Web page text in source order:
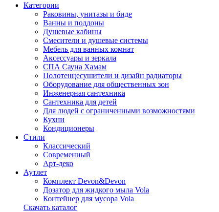
Категории
Раковины, унитазы и биде
Ванны и поддоны
Душевые кабины
Смесители и душевые системы
Мебель для ванных комнат
Аксессуары и зеркала
СПА Сауна Хамам
Полотенцесушители и дизайн радиаторы
Оборудование для общественных зон
Инженерная сантехника
Сантехника для детей
Для людей с ограниченными возможностями
Кухни
Кондиционеры
Стили
Классический
Современный
Арт-деко
Аутлет
Комплект Devon&Devon
Дозатор для жидкого мыла Vola
Контейнер для мусора Vola
Скачать каталог